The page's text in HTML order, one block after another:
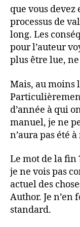
que vous devez
processus de
long. Les
pour l’auteur
plus être lue,
Mais, au moins
d’année à qui
manuel, je ne
n’aura pas été
Le mot de la fin
je ne vois pas
actuel des
Author. Je n’en
standard.